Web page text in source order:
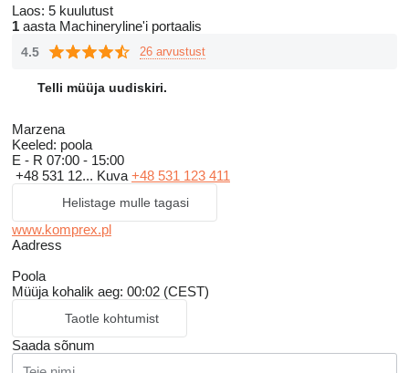
Laos: 5 kuulutust
1 aasta Machineryline'i portaalis
4.5 26 arvustust
Telli müüja uudiskiri.
Marzena
Keeled: poola
E - R 07:00 - 15:00
+48 531 12... Kuva +48 531 123 411
Helistage mulle tagasi
www.komprex.pl
Aadress
Poola
Müüja kohalik aeg: 00:02 (CEST)
Taotle kohtumist
Saada sõnum